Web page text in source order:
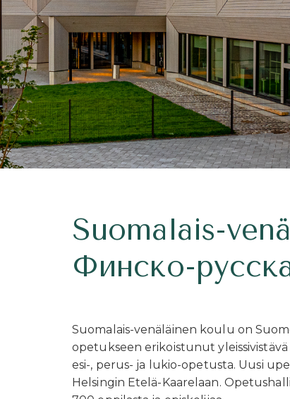
Suomalais-
Финско-
Suomalais-venäläinen koulu on
opetukseen erikoistunut
esi-, perus- ja lukio-opetusta. Uusi
Helsingin Etelä-Kaarelaan.